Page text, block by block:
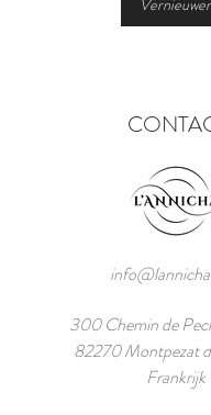
300 Chemin de
82270 Montpezat
Frankrijk